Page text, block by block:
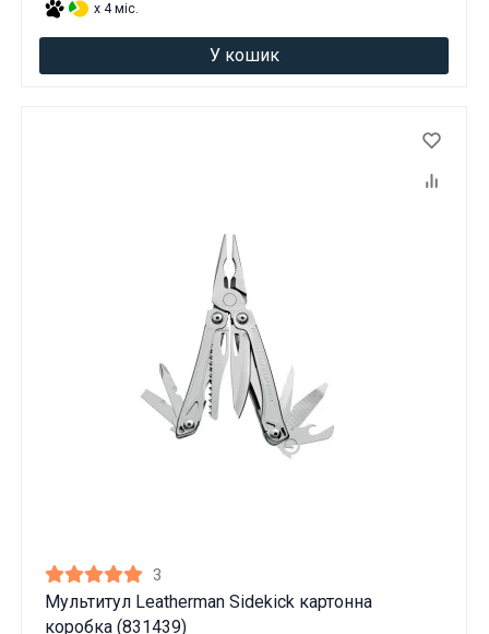
x 4 міс.
У кошик
3
Мультитул Leatherman Sidekick картонна
коробка (831439)